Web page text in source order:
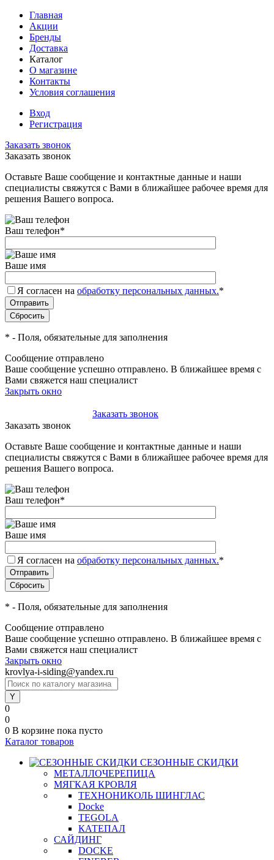
Главная
Акции
Бренды
Доставка
Каталог
О магазине
Контакты
Условия соглашения
Вход
Регистрация
Заказать звонок
Заказать звонок
Оставьте Ваше сообщение и контактные данные и наши
специалисты свяжутся с Вами в ближайшее рабочее время для
решения Вашего вопроса.
Ваш телефон*
Ваше имя
Я согласен на обработку персональных данных.*
* - Поля, обязательные для заполнения
Сообщение отправлено
Ваше сообщение успешно отправлено. В ближайшее время с
Вами свяжется наш специалист
Закрыть окно
Заказать звонок
Заказать звонок
Оставьте Ваше сообщение и контактные данные и наши
специалисты свяжутся с Вами в ближайшее рабочее время для
решения Вашего вопроса.
Ваш телефон*
Ваше имя
Я согласен на обработку персональных данных.*
* - Поля, обязательные для заполнения
Сообщение отправлено
Ваше сообщение успешно отправлено. В ближайшее время с
Вами свяжется наш специалист
Закрыть окно
krovlya-i-siding@yandex.ru
0
0
0 В корзине пока пусто
Каталог товаров
СЕЗОННЫЕ СКИДКИ
МЕТАЛЛОЧЕРЕПИЦА
МЯГКАЯ КРОВЛЯ
ТЕХНОНИКОЛЬ ШИНГЛАС
Docke
TEGOLA
КАТЕПАЛ
САЙДИНГ
DOCKE